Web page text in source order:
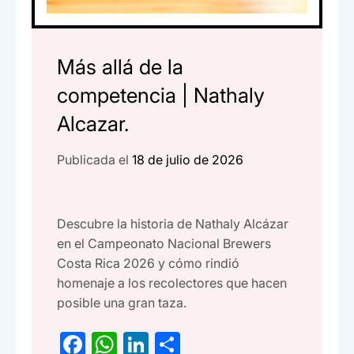
Más allá de la
competencia | Nathaly
Alcazar.
Publicada el 18 de julio de 2026
Descubre la historia de Nathaly Alcázar
en el Campeonato Nacional Brewers
Costa Rica 2026 y cómo rindió
homenaje a los recolectores que hacen
posible una gran taza.
F
W Li